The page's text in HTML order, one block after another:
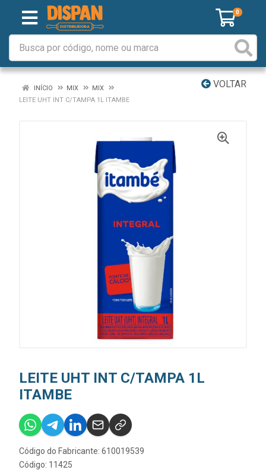
0
VOLTAR
INÍCIO MIX
MIX
LEITE UHT INT C/TAMPA 1L ITAMBE
LEITE UHT INT C/TAMPA 1L
ITAMBE
Código do Fabricante: 610019539
Código: 11425